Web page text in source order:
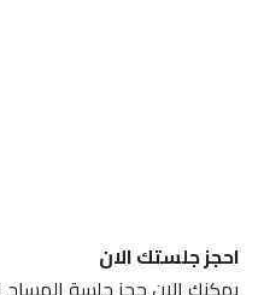
احجز جلستك الان